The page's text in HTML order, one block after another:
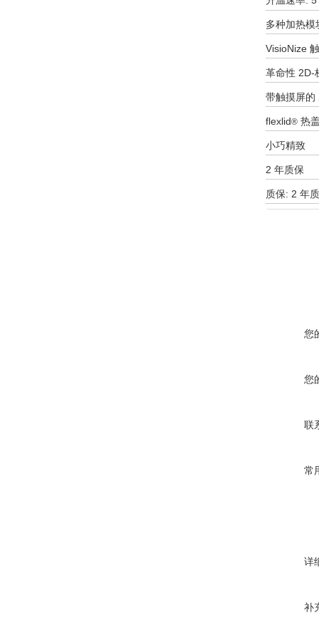
多种加热模
VisioNize
革命性 2D-
带触摸屏的
flexlid®热
小巧精致
2 年质保
质保: 2 年
您
您
联
常
详
补